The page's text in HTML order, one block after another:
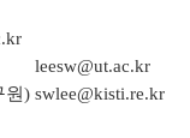
leesw@ut.ac.kr
원) swlee@kisti.re.kr